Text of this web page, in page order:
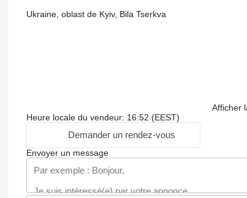
Ukraine, oblast de Kyiv, Bila Tserkva
Afficher
Heure locale du vendeur: 16:52 (EEST)
Demander un rendez-vous
Envoyer un message